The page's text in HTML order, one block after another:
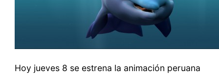
Hoy jueves 8 se estrena la animación peruana